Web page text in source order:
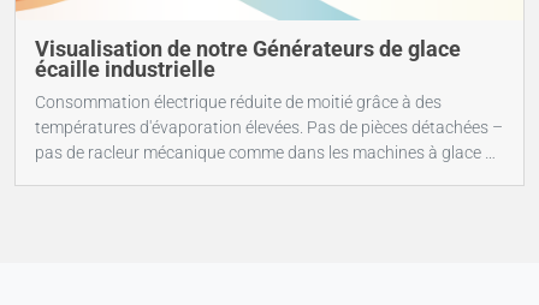
Visualisation de notre Générateurs de glace
écaille industrielle
Consommation électrique réduite de moitié grâce à des
températures d'évaporation élevées. Pas de pièces détachées –
pas de racleur mécanique comme dans les machines à glace à
Persistant
Hotjar